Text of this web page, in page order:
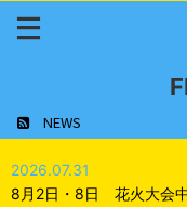
NEWS
2026.07.31
8月2日・8日 花火大会